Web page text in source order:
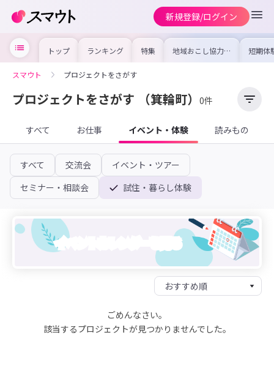
新規登録/ログイン
トップ ランキング 特集 地域おこし協力隊
の求人やイベント
を集めました！仕
けよう
短期体
り〜数
域を知
スマウト プロジェクトをさがす
プロジェクトをさがす （箕輪町） 0件
すべて お仕事 イベント・体験 読みもの
すべて 交流会
イベント・ツアー
セミナー・相談会
試住・暮らし体験
イベントカレンダーを見る
ごめんなさい。
該当するプロジェクトが見つかりませんでした。